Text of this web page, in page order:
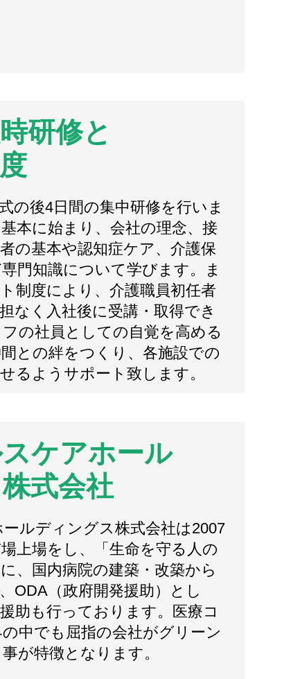
研修と
の後4日間の集中研修を行いま
本に始まり、会社の理念、接
の基本や認知症ケア、介護保
門知識について学びます。ま
制度により、介護職員初任者
なく入社後に受講・取得でき
の社員としての自覚を高める
との絆をつくり、各施設での
るようサポート致します。
ケアホール
式会社
ルディングス株式会社は2007
上場をし、「生命を守る人の
、国内病院の建築・改築から
ODA（政府開発援助）とし
助も行っております。医療コ
中でも屈指の会社がグリーン
が特徴となります。